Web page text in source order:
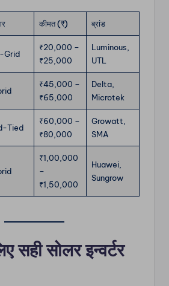
कीमत (₹) ब्रांड
Grid
₹20,000 –
₹25,000
Luminous,
UTL
₹45,000 –
₹65,000
Delta,
Microtek
Tied
₹60,000 –
₹80,000
Growatt,
SMA
₹1,00,000
–
₹1,50,000
Huawei,
Sungrow
सही सोलर इन्वर्टर